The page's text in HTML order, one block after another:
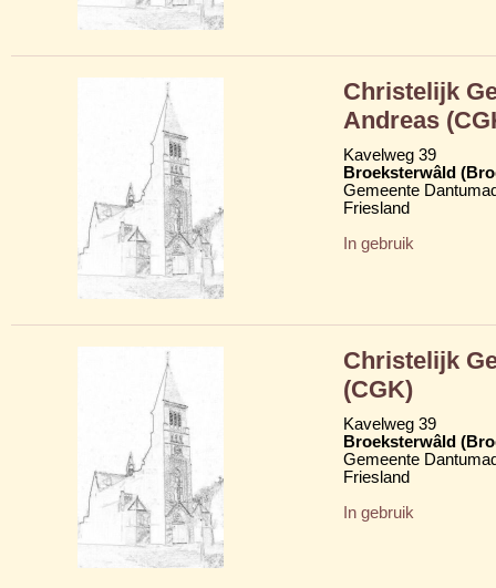
Christelijk
Andreas
Kavelweg 39
Broeksterwâld
Gemeente
Friesland
In gebruik
Christelijk
(CGK)
Kavelweg 39
Broeksterwâld
Gemeente
Friesland
In gebruik